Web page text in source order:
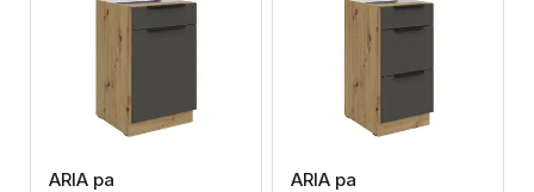
ARIA pa ARIA pa